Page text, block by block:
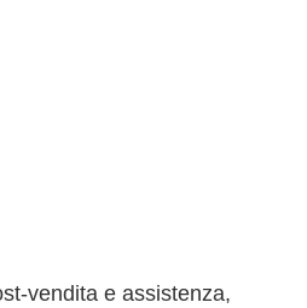
e assistenza,